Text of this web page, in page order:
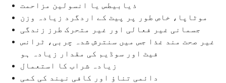
ذیابیطس یا انسولین مزاحمت
موٹاپا، خاص طور پر پیٹ کے اردگرد زیادہ وزن
جسمانی غیر فعالی اور غیر متحرک طرز زندگی
غیر صحت مند غذا جس میں سنترش شدہ چربی، ٹرانس
فیٹ اور سوڈیم کی مقدار زیادہ ہو
زیادہ شراب کا استعمال
دائمی تناؤ اور کافی نیند کی کمی